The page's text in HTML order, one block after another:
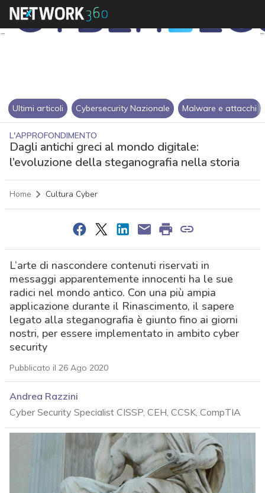
Ultimi articoli Cybersecurity Nazionale Malware e attacchi
L'APPROFONDIMENTO
Dagli antichi greci al mondo digitale:
l’evoluzione della steganografia nella storia
Home Cultura Cyber
L’arte di nascondere contenuti riservati in
messaggi apparentemente innocenti ha le sue
radici nel mondo antico. Con una più ampia
applicazione durante il Rinascimento, il sapere
legato alla steganografia è giunto fino ai giorni
nostri, per essere implementato in ambito cyber
security
Pubblicato il 26 Ago 2020
Andrea Razzini
Cyber Security Specialist CISSP, CEH, CCSK, CompTIA